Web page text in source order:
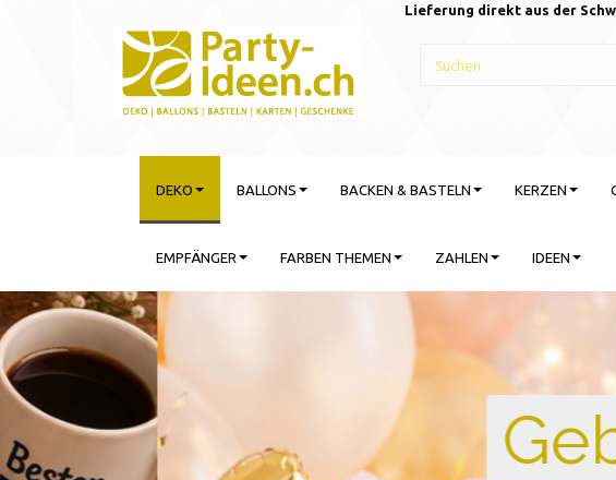
Lieferung direkt aus der
DEKO BALLONS BACKEN & BASTELN KERZEN
EMPFÄNGER FARBEN THEMEN ZAHLEN IDEEN